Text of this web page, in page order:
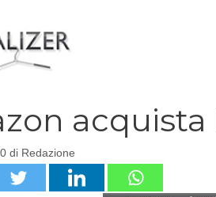
di Redazione